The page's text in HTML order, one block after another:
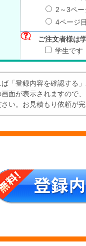
2～3ペー
4ページ
ご注文者様は
学生です
ば「登録内容を確認する
画面が表示されますので
い。お見積もり依頼が